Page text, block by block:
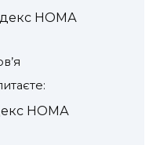
НОМА
НОМА